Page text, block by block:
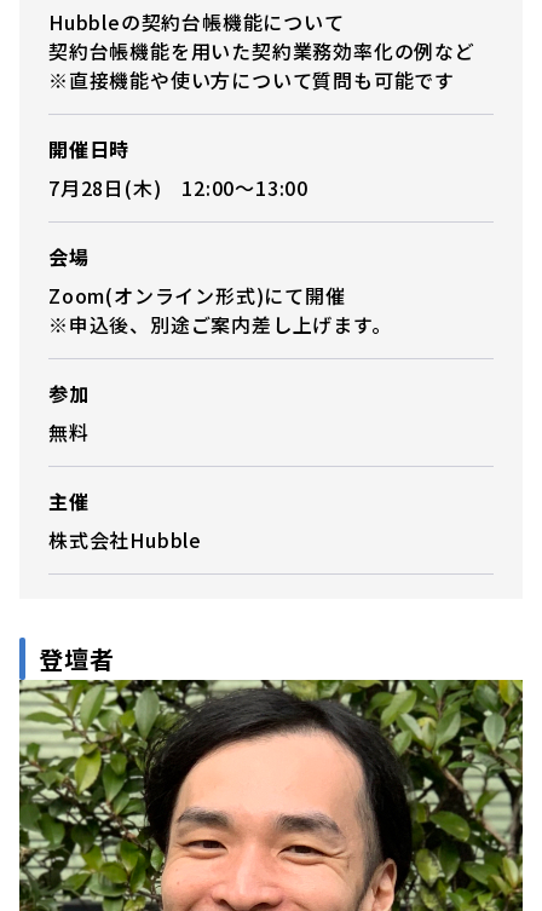
Hubbleの契約台帳機能について
契約台帳機能を用いた契約業務効率化の例など
※直接機能や使い方について質問も可能です
開催日時
7月28日(木) 12:00〜13:00
会場
Zoom(オンライン形式)にて開催
※申込後、別途ご案内差し上げます。
参加
無料
主催
株式会社Hubble
登壇者